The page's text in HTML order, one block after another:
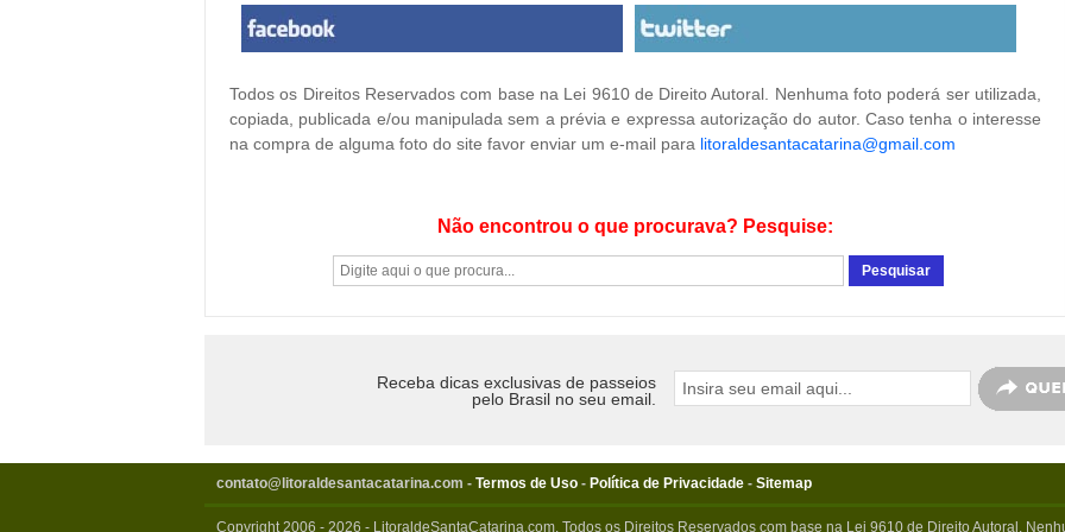
Todos os Direitos Reservados com base na Lei 9610 de Direito Autoral. Nenhuma foto poderá ser utilizada,
copiada, publicada e/ou manipulada sem a prévia e expressa autorização do autor. Caso tenha o interesse
na compra de alguma foto do site favor enviar um e-mail para litoraldesantacatarina@gmail.com
Não encontrou o que procurava? Pesquise:
Receba dicas exclusivas de passeios
pelo Brasil no seu email.
contato@litoraldesantacatarina.com - Termos de Uso - Política de Privacidade - Sitemap
Copyright 2006 - 2026 - LitoraldeSantaCatarina.com. Todos os Direitos Reservados com base na Lei 9610 de Direito Autoral.